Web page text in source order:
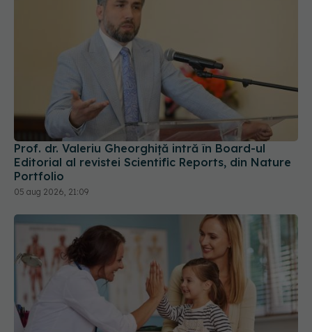
Prof. dr. Valeriu Gheorghiță intră în Board-ul
Editorial al revistei Scientific Reports, din Nature
Portfolio
05 aug 2026, 21:09